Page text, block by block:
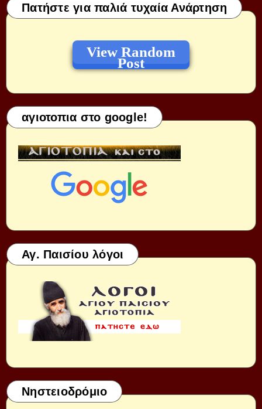
Πατήστε για παλιά τυχαία Ανάρτηση
View Random
Post
αγιοτοπια στο google!
Αγ. Παισίου λόγοι
Νηστειοδρόμιο